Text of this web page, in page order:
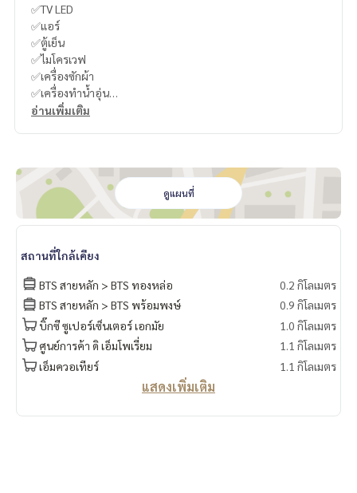
✅TV LED
✅แอร์
✅ตู้เย็น
✅ไมโครเวฟ
✅เครื่องซักผ้า
✅เครื่องทำน้ำอุ่น
✅เตาไฟฟ้า
🍥มองหาคอนโดติดหน้าถนนสุขุมวิท ทำเลดีที่สุดหน้าทองหล่อ แล
ะ ไม่ถึง 100 ก้าวจากBTS Thonglor ต้อง The Crest 34 เป็นคอนโ
ดที่มีจุดเด่นในเรื่องทำเล และservice สระน้ำชั้นบนสุดไร้ขอบ ที่หา
ใครเทียบยาก ใช้รถสะดวก ใช้BTSสบาย
Looking for Condo at main road Sukhumvit, The Best in Tho
nglor , just 100 step to BTS Thonglor, Nice service and Loc
ation, Infinity edge pool on top Floor , Easy car and Easy BT
S #บูริน
🍥สิ่งอำนวยตวามสะดวก/Facility
ประกอบไปด้วยสระว่ายน้ำแบบ Infinity Edge (ไร้ขอบ) แยกสระเ
ด็ก, สระน้ำอุ่น Indoor ที่เรียกว่า Spa Pool, ห้องออกกำลังกาย, ส
วนหย่อม Co-working space และ ห้อง Sky Lounge สำหรับนั่งพั
กผ่อน, ที่จอดรถ 86% และห่างจากBTS ประมาณ100 เมตร, 86%
อ่านเพิ่มเติม
ดูแผนที่
สถานที่ใกล้เคียง
BTS สายหลัก > BTS ทองหล่อ
0.2 กิโลเมตร
BTS สายหลัก > BTS พร้อมพงษ์
0.9 กิโลเมตร
บิ๊กซี ซูเปอร์เซ็นเตอร์ เอกมัย
1.0 กิโลเมตร
ศูนย์การค้า ดิ เอ็มโพเรี่ยม
1.1 กิโลเมตร
เอ็มควอเทียร์
1.1 กิโลเมตร
แสดงเพิ่มเติม